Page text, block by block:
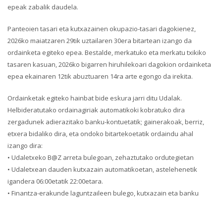
epeak zabalik daudela.
Panteoien tasari eta kutxazainen okupazio-tasari dagokienez,
2026ko maiatzaren 29tik uztailaren 30era bitartean izango da
ordainketa egiteko epea. Bestalde, merkatuko eta merkatu txikiko
tasaren kasuan, 2026ko bigarren hiruhilekoari dagokion ordainketa
epea ekainaren 12tik abuztuaren 14ra arte egongo da irekita.
Ordainketak egiteko hainbat bide eskura jarri ditu Udalak.
Helbideratutako ordainagiriak automatikoki kobratuko dira
zergadunek adierazitako banku-kontuetatik; gainerakoak, berriz,
etxera bidaliko dira, eta ondoko bitartekoetatik ordaindu ahal
izango dira:
• Udaletxeko B@Z arreta bulegoan, zehaztutako ordutegietan
• Udaletxean dauden kutxazain automatikoetan, astelehenetik
igandera 06:00etatik 22:00etara.
• Finantza-erakunde laguntzaileen bulego, kutxazain eta banku